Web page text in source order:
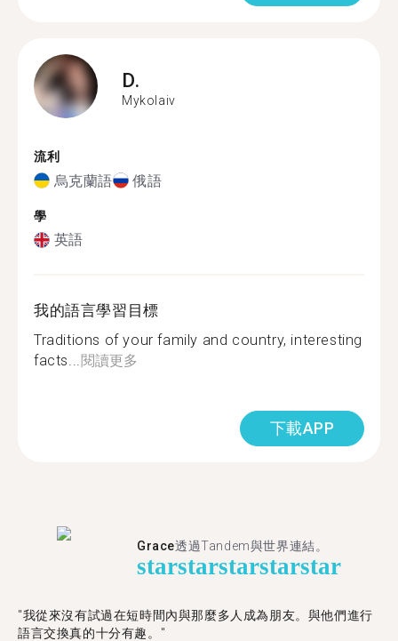
D.
Mykolaiv
流利
烏克蘭語 俄語
學
英語
我的語言學習目標
Traditions of your family and country, interesting
facts...閱讀更多
下載APP
Grace透過Tandem與世界連結。
starstarstarstarstar
"我從來沒有試過在短時間內與那麼多人成為朋友。與他們進行
語言交換真的十分有趣。"